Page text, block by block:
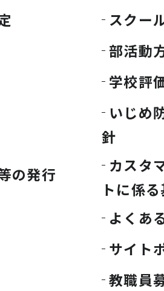
の発行
スクー
部活動
学校評
いじめ
針
カスタ
トに係
よくあ
サイト
教職員